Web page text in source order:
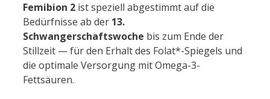
Femibion 2 ist speziell abgestimmt auf die
Bedürfnisse ab der 13.
Schwangerschaftswoche bis zum Ende der
Stillzeit — für den Erhalt des Folat*-Spiegels und
die optimale Versorgung mit Omega-3-
Fettsäuren.